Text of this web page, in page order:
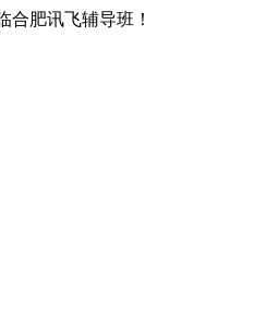
合肥讯飞辅导班！